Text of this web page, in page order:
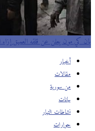
بان كي مون يعلن عن قلقه العميق إزاء
أخبار
مقالات
من سورية
بيانات
نشاطات التيار
حوارات